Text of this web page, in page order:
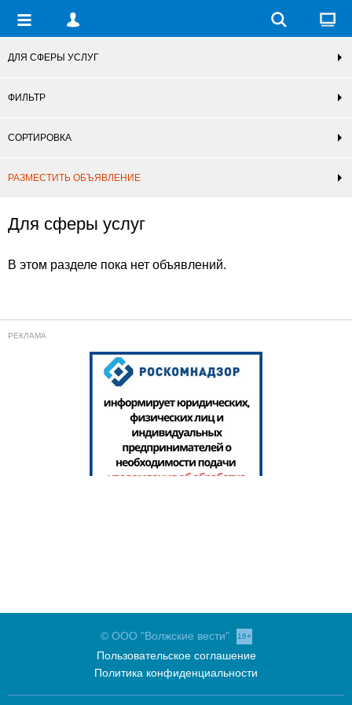
ДЛЯ СФЕРЫ УСЛУГ
ФИЛЬТР
СОРТИРОВКА
РАЗМЕСТИТЬ ОБЪЯВЛЕНИЕ
Для сферы услуг
В этом разделе пока нет объявлений.
© ООО "Волжские вести" 16+
Пользовательское соглашение
Политика конфиденциальности